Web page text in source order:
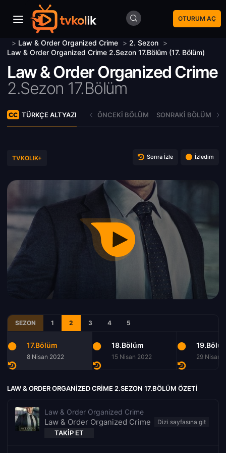
OTURUM AÇ
> Law & Order Organized Crime > 2. Sezon >
Law & Order Organized Crime 2.Sezon 17.Bölüm (17. Bölüm)
Law & Order Organized Crime
2.Sezon 17.Bölüm
TÜRKÇE ALTYAZI ÖNCEKI BÖLÜM SONRAKI BÖLÜM
TVKOLIK+ Sonra İzle İzledim
SEZON 1 2 3 4 5
17.Bölüm
8 Nisan 2022
18.Bölüm
15 Nisan 2022 29 Nisan
LAW & ORDER ORGANIZED CRIME 2.SEZON 17.BÖLÜM ÖZETI
Law & Order Organized Crime
Law & Order Organized Crime
TAKIP ET